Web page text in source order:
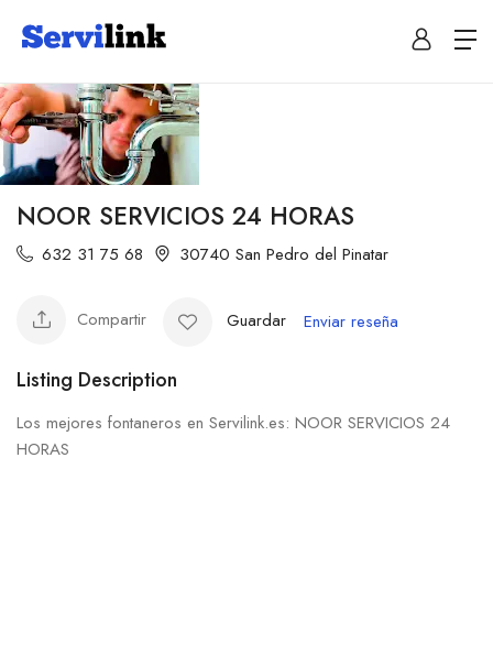
NOOR SERVICIOS 24 HORAS
632 31 75 68 30740 San Pedro del Pinatar
Compartir Guardar Enviar reseña
Listing Description
Los mejores fontaneros en Servilink.es: NOOR SERVICIOS 24
HORAS